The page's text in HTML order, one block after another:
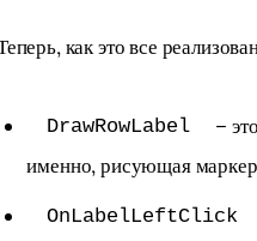
как это все
DrawRowLabel
–
именно, рисующая маркер
OnLabelLeftClick